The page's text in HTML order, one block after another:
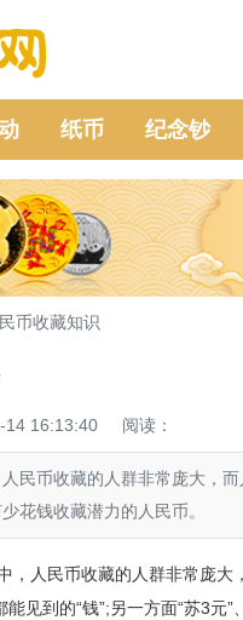
纸币 纪念钞
币收藏知识
14 16:13:40 阅读：
币收藏的人群非常庞大，而
花钱收藏潜力的人民币。
，人民币收藏的人群非常庞
见到的“钱”;另一方面“苏3元